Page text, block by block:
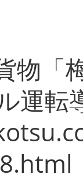
物「
運転